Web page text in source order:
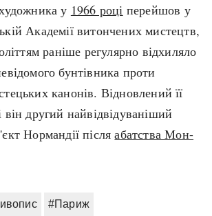
у 1966 році перейшов у
Академії витончених мистецтв,
раніше регулярно відхиляло
бунтівника проти
канонів. Відновлений її
другий найвідвідуваніший
Нормандії післяабатства Мон-
#Париж